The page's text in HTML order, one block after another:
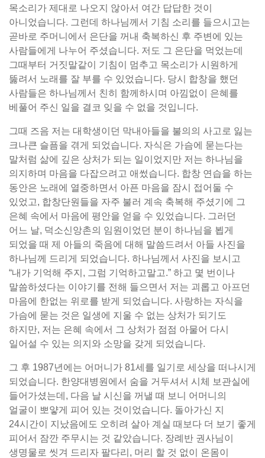
목소리가 제대로 나오지 않아서 여간 답답한 것이
아니었습니다. 그런데 하나님께서 기침 소리를 들으시고는
곧바로 주머니에서 은단을 꺼내 축복하신 후 주변에 있는
사람들에게 나누어 주셨습니다. 저도 그 은단을 먹었는데
그때부터 거짓말같이 기침이 멈추고 목소리가 시원하게
뚫려서 노래를 잘 부를 수 있었습니다. 당시 합창을 했던
사람들은 하나님께서 친히 함께하시며 아낌없이 은혜를
베풀어 주신 일을 결코 잊을 수 없을 것입니다.
그때 즈음 저는 대학생이던 막내아들을 불의의 사고로 잃는
크나큰 슬픔을 겪게 되었습니다. 자식은 가슴에 묻는다는
말처럼 삶에 깊은 상처가 되는 일이었지만 저는 하나님을
의지하며 마음을 다잡으려고 애썼습니다. 합창 연습을 하는
동안은 노래에 열중하면서 아픈 마음을 잠시 접어둘 수
있었고, 합창단원들을 자주 불러 계속 축복해 주셨기에 그
은혜 속에서 마음에 평안을 얻을 수 있었습니다. 그러던
어느 날, 덕소신앙촌의 임원이었던 분이 하나님을 뵙게
되었을 때 제 아들의 죽음에 대해 말씀드려서 아들 사진을
하나님께 드리게 되었습니다. 하나님께서 사진을 보시고
“내가 기억해 주지, 그럼 기억하고말고.” 하고 몇 번이나
말씀하셨다는 이야기를 전해 들으면서 저는 괴롭고 아프던
마음에 한없는 위로를 받게 되었습니다. 사랑하는 자식을
가슴에 묻는 것은 일생에 지울 수 없는 상처가 되기도
하지만, 저는 은혜 속에서 그 상처가 점점 아물어 다시
일어설 수 있는 의지와 소망을 갖게 되었습니다.
그 후 1987년에는 어머니가 81세를 일기로 세상을 떠나시게
되었습니다. 한양대병원에서 숨을 거두셔서 시체 보관실에
들어가셨는데, 다음 날 시신을 꺼낼 때 보니 어머니의
얼굴이 뽀얗게 피어 있는 것이었습니다. 돌아가신 지
24시간이 지났음에도 오히려 살아 계실 때보다 더 보기 좋게
피어서 잠깐 주무시는 것 같았습니다. 장례반 권사님이
생명물로 씻겨 드리자 팔다리, 머리 할 것 없이 온몸이